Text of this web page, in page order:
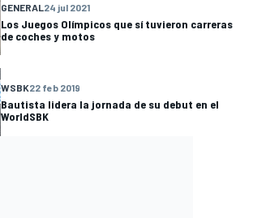
GENERAL24 jul 2021
Los Juegos Olímpicos que sí tuvieron carreras
de coches y motos
WSBK22 feb 2019
Bautista lidera la jornada de su debut en el
WorldSBK